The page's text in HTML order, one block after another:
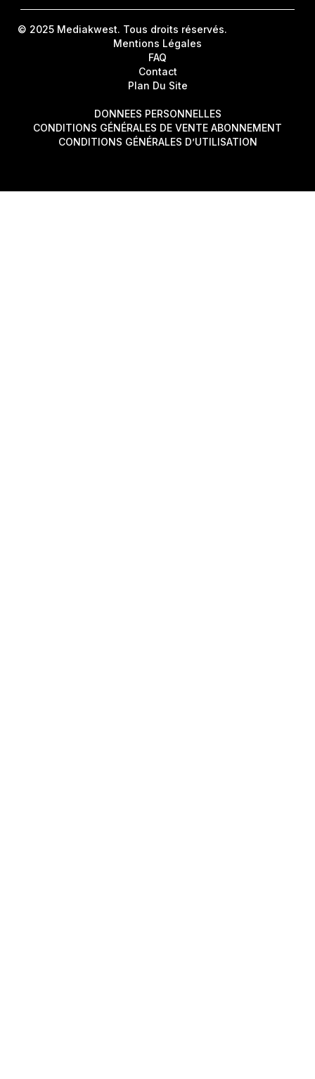
© 2025 Mediakwest. Tous droits réservés.
Mentions Légales
FAQ
Contact
Plan Du Site
DONNEES PERSONNELLES
CONDITIONS GÉNÉRALES DE VENTE ABONNEMENT
CONDITIONS GÉNÉRALES D’UTILISATION